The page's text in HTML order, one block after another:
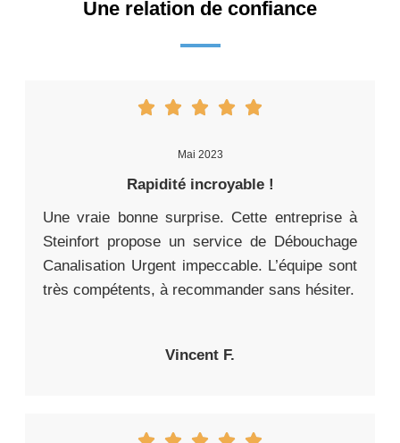
Une relation de confiance
Mai 2023
Rapidité incroyable !
Une vraie bonne surprise. Cette entreprise à
Steinfort propose un service de Débouchage
Canalisation Urgent impeccable. L’équipe sont
très compétents, à recommander sans hésiter.
Vincent F.